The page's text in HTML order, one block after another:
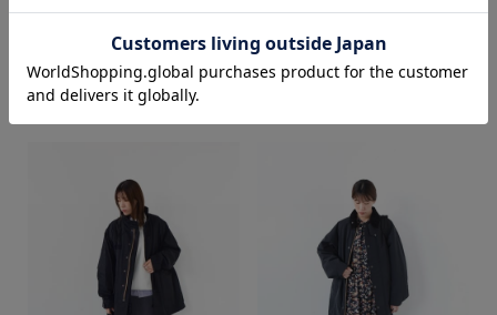
商品タイプ
通常商品 予約商品
web store BINGOYA
170cm
shika
web store BINGOYA